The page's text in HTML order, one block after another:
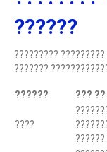
??????
?????????
???????
?????? ???
????
??????.